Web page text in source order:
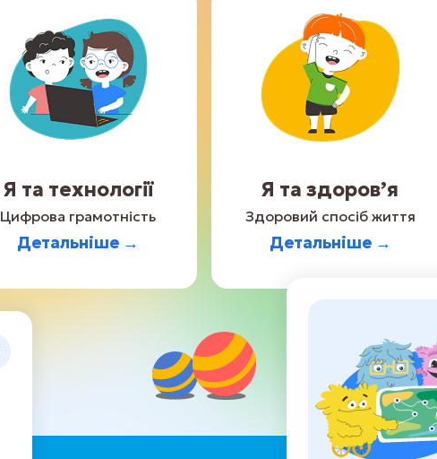
Я та технології
Цифрова грамотність
Детальніше →
Я та здоров’я
Здоровий спосіб життя
Детальніше →